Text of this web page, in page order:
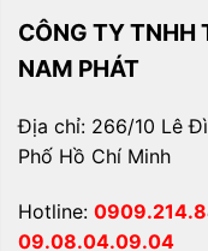
CÔNG TY TNHH
NAM PHÁT
Địa chỉ: 266/10 Lê
Phố Hồ Chí Minh
Hotline:
09.08.04.09.04